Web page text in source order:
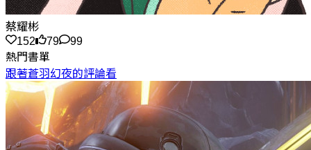
蔡耀彬
152
79
99
熱門書單
跟著蒼羽幻夜的評論看